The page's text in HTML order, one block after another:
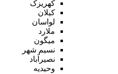
کهریزک
کیلان
لواسان
ملارد
میگون
نسیم شهر
نصیرآباد
وحیدیه